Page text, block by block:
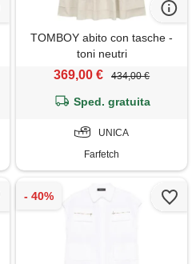
TOMBOY abito con tasche -
toni neutri
369,00 € 434,00 €
Sped. gratuita
UNICA
Farfetch